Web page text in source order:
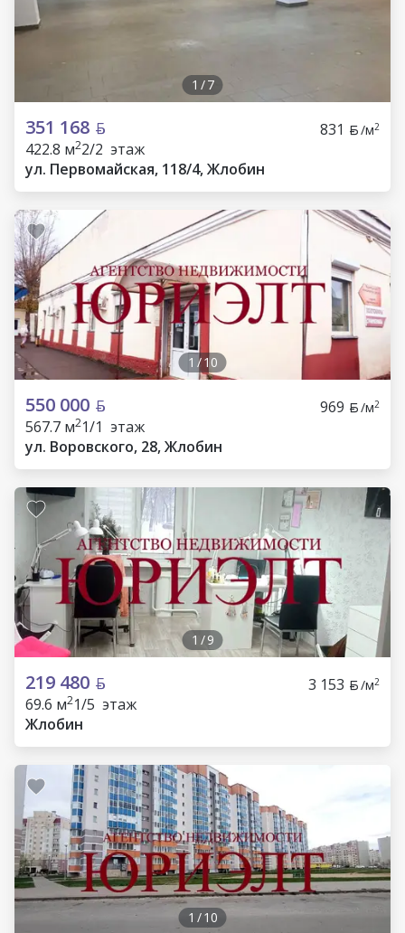
1 /7
351 168 831 /м2
422.8 м22/2 этаж
ул. Первомайская, 118/4, Жлобин
1 /10
550 000 969 /м2
567.7 м21/1 этаж
ул. Воровского, 28, Жлобин
1 /9
219 480 3 153 /м2
69.6 м21/5 этаж
Жлобин
1 /10